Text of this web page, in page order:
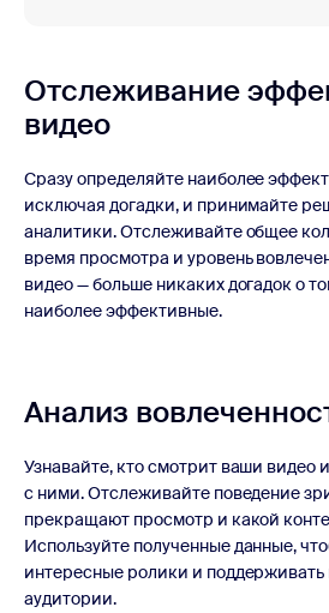
Отслеживание
видео
Сразу определяйте наиболее
исключая догадки, и принимайте
аналитики. Отслеживайте общее
время просмотра и уровень
видео — больше никаких догадок о
наиболее эффективные.
Анализ
Узнавайте, кто смотрит ваши видео
с ними. Отслеживайте поведение
прекращают просмотр и какой
Используйте полученные данные,
интересные ролики и поддерживать
аудитории.